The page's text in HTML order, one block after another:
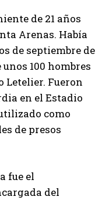
de 21 años
Arenas. Había
de septiembre de
100 hombres
Letelier. Fueron
en el Estadio
como
de presos
fue el
del